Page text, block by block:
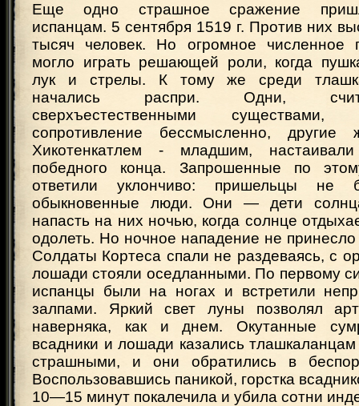
Еще одно страшное сражение
испанцам. 5 сентября 1519 г. Против них
тысяч человек. Но огромное численное
могло играть решающей роли, когда
лук и стрелы. К тому же среди
начались распри. Одни,
сверхъестественными
сопротивление бессмысленно,
Хикотенкатлем - младшим,
победного конца. Запрошенные по
ответили уклончиво: пришельцы
обыкновенные люди. Они — дети
напасть на них ночью, когда солнце
одолеть. Но ночное нападение не
Солдаты Кортеса спали не раздеваясь, с
лошади стояли оседланными. По первому
испанцы были на ногах и встретили
залпами. Яркий свет луны позволял
наверняка, как и днем. Окутанные
всадники и лошади казались
страшными, и они обратились в
Воспользовавшись паникой, горстка
10—15 минут покалечила и убила сотни